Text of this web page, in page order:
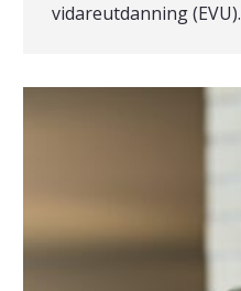
vidareutdanning (EVU).